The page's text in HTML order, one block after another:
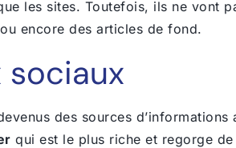
les sites. Toutefois, ils ne vont
encore des articles de fond.
sociaux
des sources
qui est le plus riche et regorge